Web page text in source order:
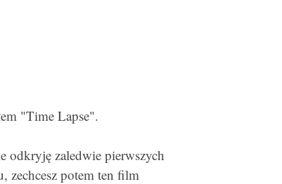
"Time Lapse".
odkryję zaledwie pierwszych
zechcesz potem ten film